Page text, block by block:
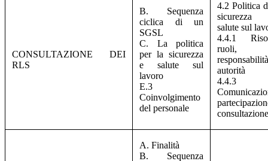
CONSULTAZIONE DEI
RLS
B. Sequenza
ciclica di un
SGSL
C. La politica
per la sicurezza
e salute sul
lavoro
E.3
Coinvolgimento
del personale
4.2 Politica
salute sul
4.4.1
ruoli,
autorità
4.4.3
consultazione
A. Finalità
B. Sequenza